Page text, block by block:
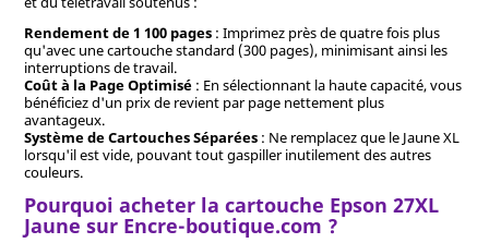
Rendement de 1 100 pages: Imprimez près de quatre fois plus
qu'avec une cartouche standard (300 pages), minimisant ainsi les
interruptions de travail.
Coût à la Page Optimisé: En sélectionnant la haute capacité, vous
bénéficiez d'un prix de revient par page nettement plus
avantageux.
Système de Cartouches Séparées: Ne remplacez que le Jaune XL
lorsqu'il est vide, pouvant tout gaspiller inutilement des autres
couleurs.
Pourquoi acheter la cartouche Epson 27XL
Jaune sur Encre-boutique.com ?